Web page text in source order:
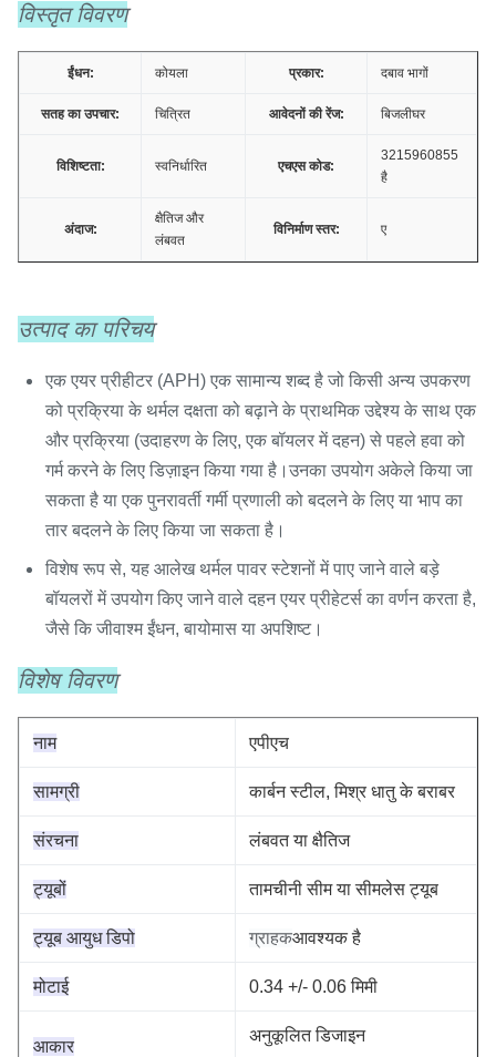
विस्तृत विवरण
ईंधन: कोयला प्रकार: दबाव भागों
सतह का उपचार: चित्रित आवेदनों की रेंज: बिजलीघर
विशिष्टता: स्वनिर्धारित एचएस कोड:
3215960855
है
अंदाज:
क्षैतिज और
लंबवत
विनिर्माण स्तर: ए
उत्पाद का परिचय
एक एयर प्रीहीटर (APH) एक सामान्य शब्द है जो किसी अन्य उपकरण
को प्रक्रिया के थर्मल दक्षता को बढ़ाने के प्राथमिक उद्देश्य के साथ एक
और प्रक्रिया (उदाहरण के लिए, एक बॉयलर में दहन) से पहले हवा को
गर्म करने के लिए डिज़ाइन किया गया है।उनका उपयोग अकेले किया जा
सकता है या एक पुनरावर्ती गर्मी प्रणाली को बदलने के लिए या भाप का
तार बदलने के लिए किया जा सकता है।
विशेष रूप से, यह आलेख थर्मल पावर स्टेशनों में पाए जाने वाले बड़े
बॉयलरों में उपयोग किए जाने वाले दहन एयर प्रीहेटर्स का वर्णन करता है,
जैसे कि जीवाश्म ईंधन, बायोमास या अपशिष्ट।
विशेष विवरण
नाम एपीएच
सामग्री कार्बन स्टील, मिश्र धातु के बराबर
संरचना लंबवत या क्षैतिज
ट्यूबों तामचीनी सीम या सीमलेस ट्यूब
ट्यूब आयुध डिपो ग्राहकआवश्यक है
मोटाई 0.34 +/- 0.06 मिमी
आकार
अनुकूलित डिजाइन